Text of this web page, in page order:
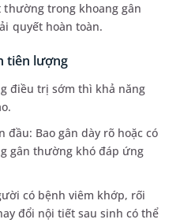
thường trong khoang gân
quyết hoàn toàn.
tiên lượng
điều trị sớm thì khả năng
Bao gân dày rõ hoặc có
gân thường khó đáp ứng
có bệnh viêm khớp, rối
đổi nội tiết sau sinh có thể